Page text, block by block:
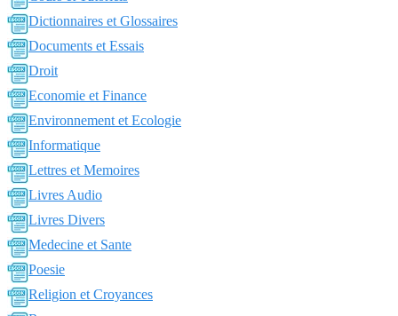
Dictionnaires et Glossaires
Documents et Essais
Droit
Economie et Finance
Environnement et Ecologie
Informatique
Lettres et Memoires
Livres Audio
Livres Divers
Medecine et Sante
Poesie
Religion et Croyances